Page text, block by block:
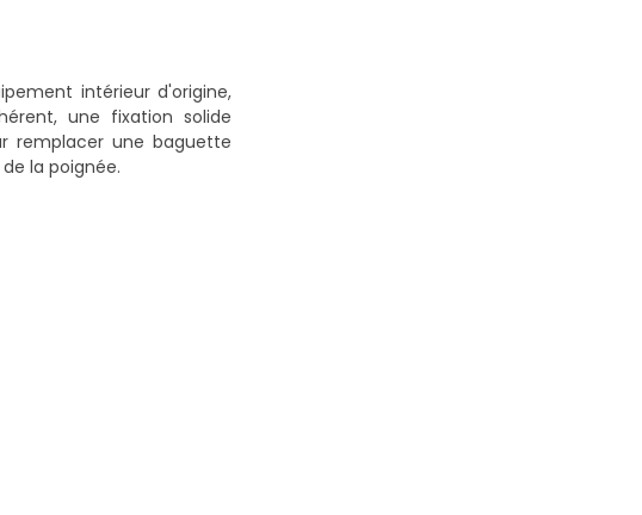
intérieur d'origine,
une fixation solide
remplacer une baguette
la poignée.